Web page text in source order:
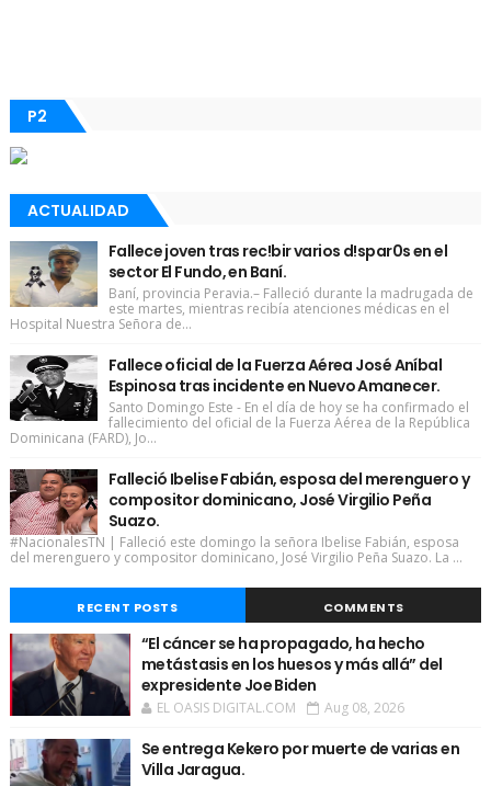
P2
ACTUALIDAD
Fallece joven tras rec!bir varios d!spar0s en el
sector El Fundo, en Baní.
Baní, provincia Peravia.– Falleció durante la madrugada de
este martes, mientras recibía atenciones médicas en el
Hospital Nuestra Señora de...
Fallece oficial de la Fuerza Aérea José Aníbal
Espinosa tras incidente en Nuevo Amanecer.
Santo Domingo Este - En el día de hoy se ha confirmado el
fallecimiento del oficial de la Fuerza Aérea de la República
Dominicana (FARD), Jo...
Falleció Ibelise Fabián, esposa del merenguero y
compositor dominicano, José Virgilio Peña
Suazo.
#NacionalesTN | Falleció este domingo la señora Ibelise Fabián, esposa
del merenguero y compositor dominicano, José Virgilio Peña Suazo. La ...
RECENT POSTS COMMENTS
“El cáncer se ha propagado, ha hecho
metástasis en los huesos y más allá” del
expresidente Joe Biden
EL OASIS DIGITAL.COM Aug 08, 2026
Se entrega Kekero por muerte de varias en
Villa Jaragua.